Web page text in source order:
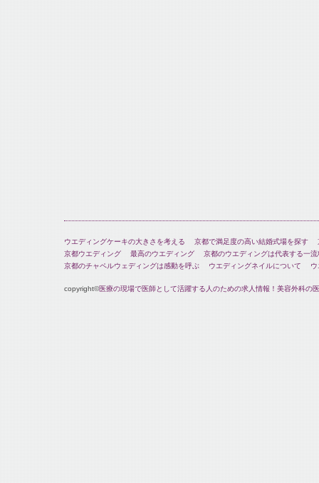
ウエディングケーキの大きさを考える 京都で満足度の高い結婚式場を探す
京都ウエディング
最高のウエディング
京都のウエディングは代表する一
京都のチャペルウェディングは感動を呼ぶ
ウエディングネイルについて
copyright©医療の現場で医師として活躍する人のための求人情報！美容外科の